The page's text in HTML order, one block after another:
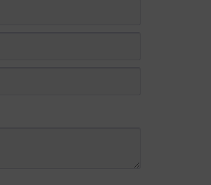
darunter Blattläuse, Spinnmilben